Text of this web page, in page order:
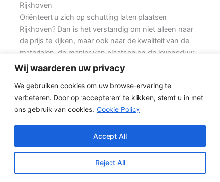
Wij waarderen uw privacy
We gebruiken cookies om uw browse-ervaring te
verbeteren. Door op ‘accepteren’ te klikken, stemt u in met
ons gebruik van cookies. Cookie Policy
Reject All
Accept All
Rijkhoven
Oriënteert u zich op schutting laten plaatsen
Rijkhoven? Dan is het verstandig om niet alleen naar
de prijs te kijken, maar ook naar de kwaliteit van de
materialen, de manier van plaatsen en de levensduur
van de complete schutting. Prins Schuttingen helpt
een duurzame oplossing.
De juiste erfafscheiding begint met een goed plan.
Wilt u vooral een luxe uitstraling, dan kan een hout-
beton schutting met hoge betonplaat of zwarte
accenten goed passen. Daarom is persoonlijk advies
vaak beter dan alleen online een standaardprijs
bekijken.